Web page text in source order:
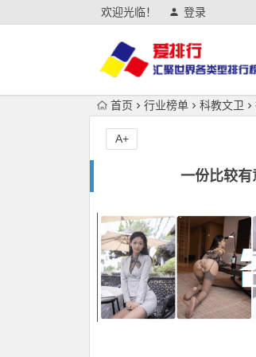
欢迎光临！ 登录
首页 行业榜单 科教文卫
一份比较有
A+